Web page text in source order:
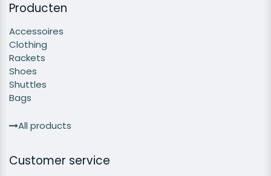
Producten
Accessoires
Clothing
Rackets
Shoes
Shuttles
Bags
All products
Customer service